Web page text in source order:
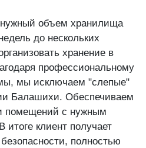
объем хранилища
до нескольких
хранение в
профессиональному
мы исключаем "слепые"
Балашихи. Обеспечиваем
помещений с нужным
клиент получает
полностью